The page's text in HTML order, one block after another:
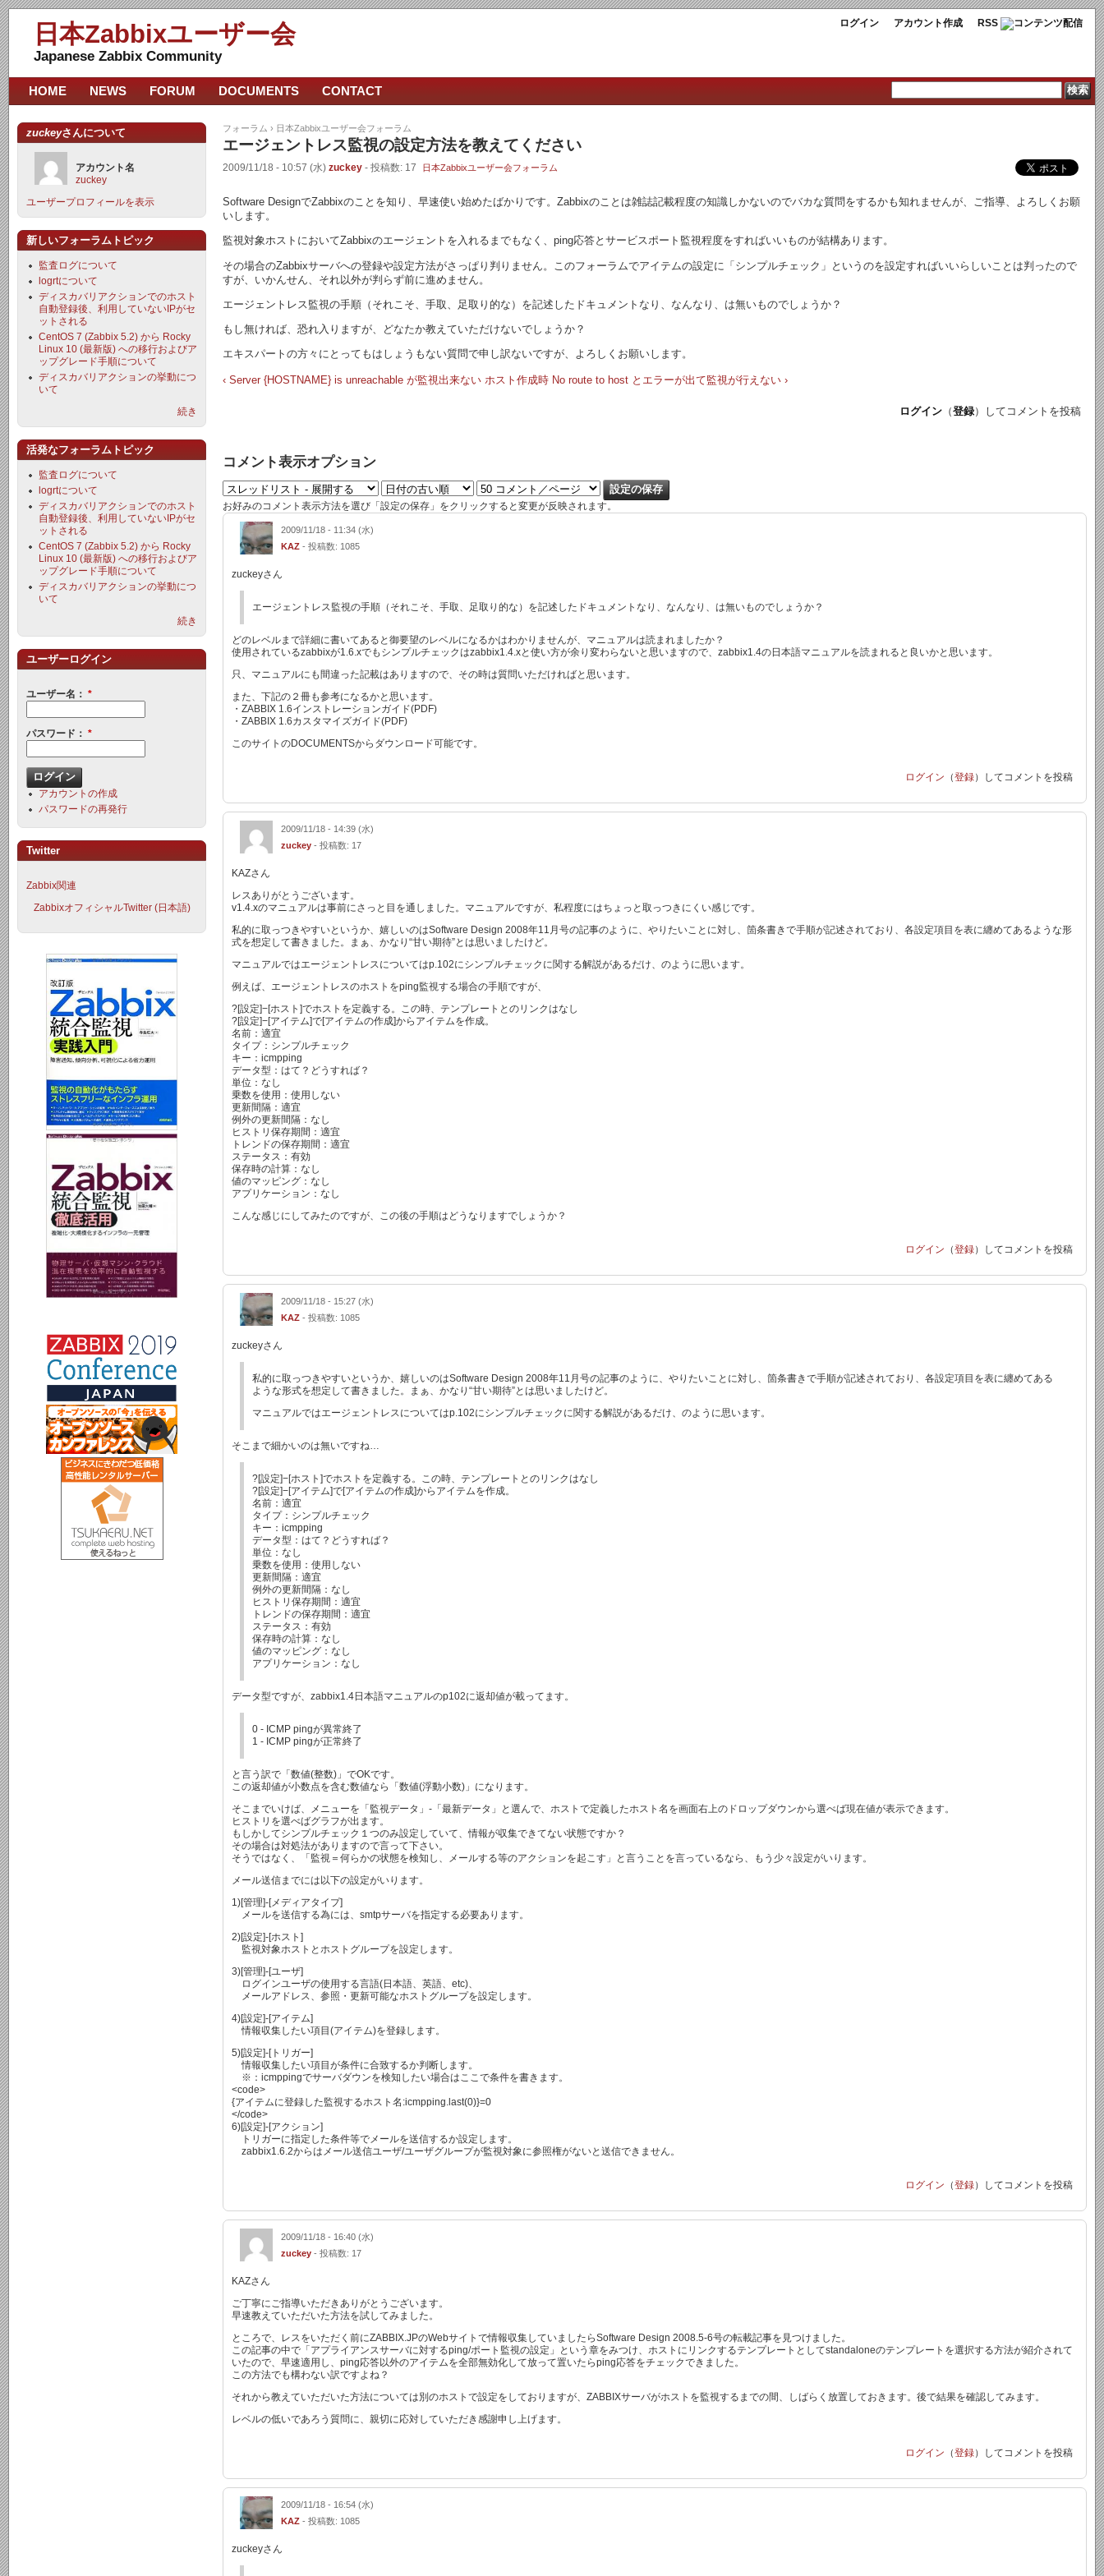
ログイン アカウント作成 RSS
日本Zabbixユーザー会
Japanese Zabbix Community
フォーラム › 日本Zabbixユーザー会フォーラム
エージェントレス監視の設定方法を教えてください
2009/11/18 - 10:57 (水) zuckey - 投稿数: 17 日本Zabbixユーザー会フォーラム
Software DesignでZabbixのことを知り、早速使い始めたばかりです。Zabbixのことは雑誌記載程度の知識しかないのでバカな質問をするかも知れませんが、ご指導、よろしくお願
いします。
監視対象ホストにおいてZabbixのエージェントを入れるまでもなく、ping応答とサービスポート監視程度をすればいいものが結構あります。
その場合のZabbixサーバへの登録や設定方法がさっぱり判りません。このフォーラムでアイテムの設定に「シンプルチェック」というのを設定すればいいらしいことは判ったので
すが、いかんせん、それ以外が判らず前に進めません。
エージェントレス監視の手順（それこそ、手取、足取り的な）を記述したドキュメントなり、なんなり、は無いものでしょうか？
もし無ければ、恐れ入りますが、どなたか教えていただけないでしょうか？
エキスパートの方々にとってもはしょうもない質問で申し訳ないですが、よろしくお願いします。
‹ Server {HOSTNAME} is unreachable が監視出来ない ホスト作成時 No route to host とエラーが出て監視が行えない ›
ログイン （登録）してコメントを投稿
コメント表示オプション
お好みのコメント表示方法を選び「設定の保存」をクリックすると変更が反映されます。
2009/11/18 - 11:34 (水)
KAZ - 投稿数: 1085
zuckeyさん
エージェントレス監視の手順（それこそ、手取、足取り的な）を記述したドキュメントなり、なんなり、は無いものでしょうか？
どのレベルまで詳細に書いてあると御要望のレベルになるかはわかりませんが、マニュアルは読まれましたか？
使用されているzabbixが1.6.xでもシンプルチェックはzabbix1.4.xと使い方が余り変わらないと思いますので、zabbix1.4の日本語マニュアルを読まれると良いかと思います。
只、マニュアルにも間違った記載はありますので、その時は質問いただければと思います。
また、下記の２冊も参考になるかと思います。
・ZABBIX 1.6インストレーションガイド(PDF)
・ZABBIX 1.6カスタマイズガイド(PDF)
このサイトのDOCUMENTSからダウンロード可能です。
ログイン （登録）してコメントを投稿
2009/11/18 - 14:39 (水)
zuckey - 投稿数: 17
KAZさん
レスありがとうございます。
v1.4.xのマニュアルは事前にさっと目を通しました。マニュアルですが、私程度にはちょっと取っつきにくい感じです。
私的に取っつきやすいというか、嬉しいのはSoftware Design 2008年11月号の記事のように、やりたいことに対し、箇条書きで手順が記述されており、各設定項目を表に纏めてあるような形
式を想定して書きました。まぁ、かなり“甘い期待”とは思いましたけど。
マニュアルではエージェントレスについてはp.102にシンプルチェックに関する解説があるだけ、のように思います。
例えば、エージェントレスのホストをping監視する場合の手順ですが、
?[設定]−[ホスト]でホストを定義する。この時、テンプレートとのリンクはなし
?[設定]−[アイテム]で[アイテムの作成]からアイテムを作成。
名前：適宜
タイプ：シンプルチェック
キー：icmpping
データ型：はて？どうすれば？
単位：なし
乗数を使用：使用しない
更新間隔：適宜
例外の更新間隔：なし
ヒストリ保存期間：適宜
トレンドの保存期間：適宜
ステータス：有効
保存時の計算：なし
値のマッピング：なし
アプリケーション：なし
こんな感じにしてみたのですが、この後の手順はどうなりますでしょうか？
ログイン （登録）してコメントを投稿
2009/11/18 - 15:27 (水)
KAZ - 投稿数: 1085
zuckeyさん
私的に取っつきやすいというか、嬉しいのはSoftware Design 2008年11月号の記事のように、やりたいことに対し、箇条書きで手順が記述されており、各設定項目を表に纏めてある
ような形式を想定して書きました。まぁ、かなり“甘い期待”とは思いましたけど。
マニュアルではエージェントレスについてはp.102にシンプルチェックに関する解説があるだけ、のように思います。
そこまで細かいのは無いですね…
?[設定]−[ホスト]でホストを定義する。この時、テンプレートとのリンクはなし
?[設定]−[アイテム]で[アイテムの作成]からアイテムを作成。
名前：適宜
タイプ：シンプルチェック
キー：icmpping
データ型：はて？どうすれば？
単位：なし
乗数を使用：使用しない
更新間隔：適宜
例外の更新間隔：なし
ヒストリ保存期間：適宜
トレンドの保存期間：適宜
ステータス：有効
保存時の計算：なし
値のマッピング：なし
アプリケーション：なし
データ型ですが、zabbix1.4日本語マニュアルのp102に返却値が載ってます。
0 - ICMP pingが異常終了
1 - ICMP pingが正常終了
と言う訳で「数値(整数)」でOKです。
この返却値が小数点を含む数値なら「数値(浮動小数)」になります。
そこまでいけば、メニューを「監視データ」-「最新データ」と選んで、ホストで定義したホスト名を画面右上のドロップダウンから選べば現在値が表示できます。
ヒストリを選べばグラフが出ます。
もしかしてシンプルチェック１つのみ設定していて、情報が収集できてない状態ですか？
その場合は対処法がありますので言って下さい。
そうではなく、「監視＝何らかの状態を検知し、メールする等のアクションを起こす」と言うことを言っているなら、もう少々設定がいります。
メール送信までには以下の設定がいります。
1)[管理]-[メディアタイプ]
メールを送信する為には、smtpサーバを指定する必要あります。
2)[設定]-[ホスト]
監視対象ホストとホストグループを設定します。
3)[管理]-[ユーザ]
ログインユーザの使用する言語(日本語、英語、etc)、
メールアドレス、参照・更新可能なホストグループを設定します。
4)[設定]-[アイテム]
情報収集したい項目(アイテム)を登録します。
5)[設定]-[トリガー]
情報収集したい項目が条件に合致するか判断します。
※：icmppingでサーバダウンを検知したい場合はここで条件を書きます。
<code>
{アイテムに登録した監視するホスト名:icmpping.last(0)}=0
</code>
6)[設定]-[アクション]
トリガーに指定した条件等でメールを送信するか設定します。
zabbix1.6.2からはメール送信ユーザ/ユーザグループが監視対象に参照権がないと送信できません。
ログイン （登録）してコメントを投稿
2009/11/18 - 16:40 (水)
zuckey - 投稿数: 17
KAZさん
ご丁寧にご指導いただきありがとうございます。
早速教えていただいた方法を試してみました。
ところで、レスをいただく前にZABBIX.JPのWebサイトで情報収集していましたらSoftware Design 2008.5-6号の転載記事を見つけました。
この記事の中で「アプライアンスサーバに対するping/ポート監視の設定」という章をみつけ、ホストにリンクするテンプレートとしてstandaloneのテンプレートを選択する方法が紹介されて
いたので、早速適用し、ping応答以外のアイテムを全部無効化して放って置いたらping応答をチェックできました。
この方法でも構わない訳ですよね？
それから教えていただいた方法については別のホストで設定をしておりますが、ZABBIXサーバがホストを監視するまでの間、しばらく放置しておきます。後で結果を確認してみます。
レベルの低いであろう質問に、親切に応対していただき感謝申し上げます。
ログイン （登録）してコメントを投稿
2009/11/18 - 16:54 (水)
KAZ - 投稿数: 1085
zuckeyさん
HOME NEWS FORUM DOCUMENTS CONTACT
zuckeyさんについて
アカウント名
zuckey
ユーザープロフィールを表示
新しいフォーラムトピック
監査ログについて
logrtについて
ディスカバリアクションでのホスト
自動登録後、利用していないIPがセ
ットされる
CentOS 7 (Zabbix 5.2) から Rocky
Linux 10 (最新版) への移行およびア
ップグレード手順について
ディスカバリアクションの挙動につ
いて
続き
活発なフォーラムトピック
監査ログについて
logrtについて
ディスカバリアクションでのホスト
自動登録後、利用していないIPがセ
ットされる
CentOS 7 (Zabbix 5.2) から Rocky
Linux 10 (最新版) への移行およびア
ップグレード手順について
ディスカバリアクションの挙動につ
いて
続き
ユーザーログイン
ユーザー名： *
パスワード： *
アカウントの作成
パスワードの再発行
Twitter
Zabbix関連
ZabbixオフィシャルTwitter (日本語)